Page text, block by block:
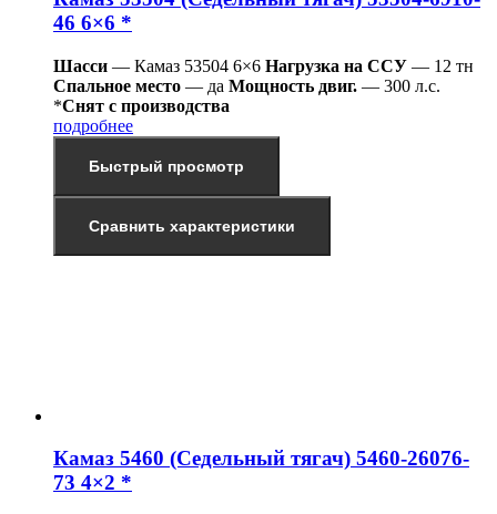
46 6×6 *
Шасси — Камаз 53504 6×6 Нагрузка на ССУ — 12 тн
Спальное место — да Мощность двиг. — 300 л.с.
*Снят с производства
подробнее
Быстрый просмотр
Сравнить характеристики
Камаз 5460 (Седельный тягач) 5460-26076-
73 4×2 *